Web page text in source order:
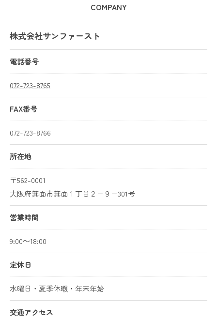
COMPANY
株式会社サンファースト
電話番号
072-723-8765
FAX番号
072-723-8766
所在地
〒562-0001
大阪府箕面市箕面１丁目２−９−301号
営業時間
9:00～18:00
定休日
水曜日・夏季休暇・年末年始
交通アクセス